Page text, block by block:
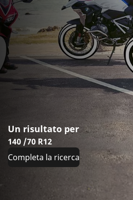
Un risultato per
140 /70 R12
Completa la ricerca